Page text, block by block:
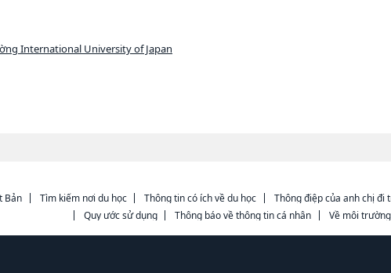
International University of Japan
Bản Tìm kiếm nơi du học Thông tin có ích về du học Thông điệp của anh chị đi
Quy ước sử dụng
Thông báo về thông tin cá nhân Về môi